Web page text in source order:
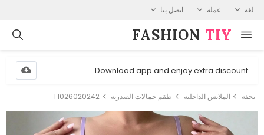
لغة عملة اتصل بنا
FASHION⁠ TIY
Download app and enjoy extra discount
نحفة الملابس الداخلية طقم حمالات الصدرية T1026020242